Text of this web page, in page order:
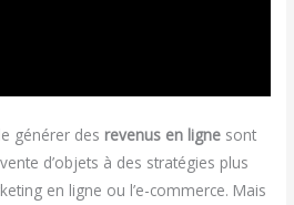
générer des revenus en ligne sont
d’objets à des stratégies plus
en ligne ou l’e-commerce. Mais